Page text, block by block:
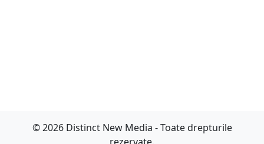
© 2026 Distinct New Media - Toate drepturile